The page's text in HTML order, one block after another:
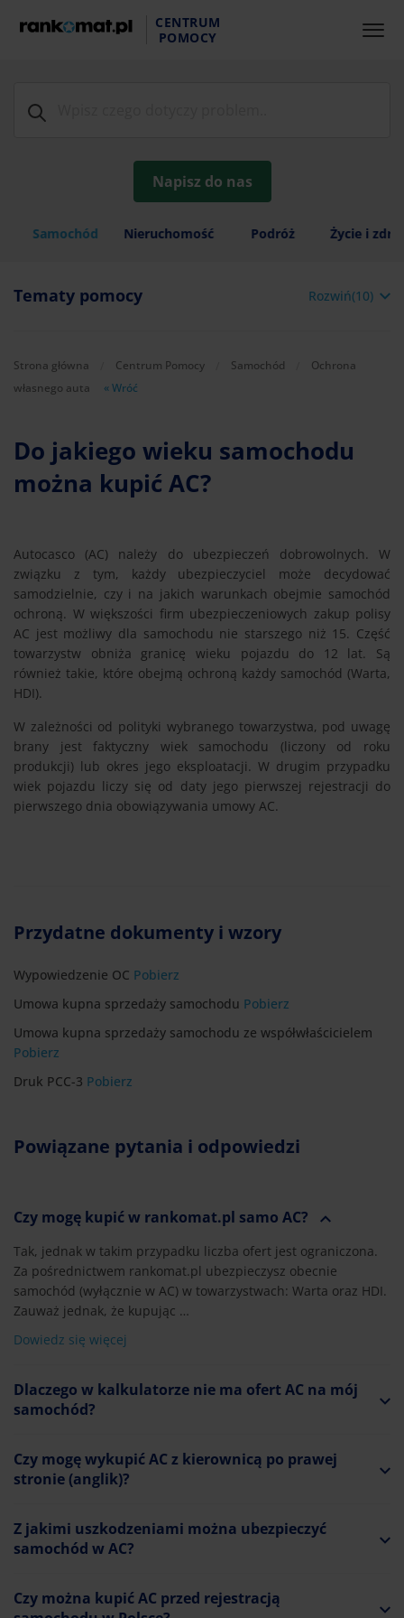
CENTRUM
POMOCY
Samochód Nieruchomość Podróż Życie i
Napisz do nas
Tematy pomocy Rozwiń(10)
Strona główna Centrum Pomocy Samochód
Ochrona
własnego auta
« Wróć
Do jakiego wieku samochodu
można kupić AC?
Autocasco (AC) należy do ubezpieczeń dobrowolnych. W
związku z tym, każdy ubezpieczyciel może decydować
samodzielnie, czy i na jakich warunkach obejmie samochód
ochroną. W większości firm ubezpieczeniowych zakup polisy
AC jest możliwy dla samochodu nie starszego niż 15. Część
towarzystw obniża granicę wieku pojazdu do 12 lat. Są
również takie, które obejmą ochroną każdy samochód (Warta,
HDI).
W zależności od polityki wybranego towarzystwa, pod uwagę
brany jest faktyczny wiek samochodu (liczony od roku
produkcji) lub okres jego eksploatacji. W drugim przypadku
wiek pojazdu liczy się od daty jego pierwszej rejestracji do
pierwszego dnia obowiązywania umowy AC.
Przydatne dokumenty i wzory
Wypowiedzenie OC Pobierz
Umowa kupna sprzedaży samochodu Pobierz
Umowa kupna sprzedaży samochodu ze współwłaścicielem
Pobierz
Druk PCC-3 Pobierz
Powiązane pytania i odpowiedzi
Czy mogę kupić w rankomat.pl samo AC?
Tak, jednak w takim przypadku liczba ofert jest ograniczona.
Za pośrednictwem rankomat.pl ubezpieczysz obecnie
samochód (wyłącznie w AC) w towarzystwach: Warta oraz HDI.
Zauważ jednak, że kupując …
Dowiedz się więcej
Dlaczego w kalkulatorze nie ma ofert AC na mój
samochód?
Czy mogę wykupić AC z kierownicą po prawej
stronie (anglik)?
Z jakimi uszkodzeniami można ubezpieczyć
samochód w AC?
Czy można kupić AC przed rejestracją